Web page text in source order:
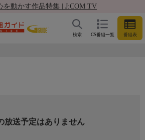
を動かす作品特集 | J:COM TV
CS番組一覧 番組表
検索
放送予定はありません